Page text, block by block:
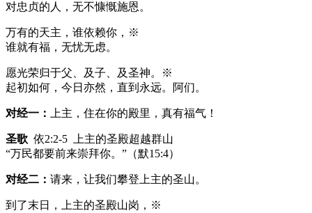
对忠贞的人，无不慷慨施恩。
万有的天主，谁依赖你，※
谁就有福，无忧无虑。
愿光荣归于父、及子、及圣神。※
起初如何，今日亦然，直到永远。阿们。
对经一： 上主，住在你的殿里，真有福气！
圣歌 依2:2-5 上主的圣殿超越群山
“万民都要前来崇拜你。”（默15:4）
对经二： 请来，让我们攀登上主的圣山。
到了末日，上主的圣殿山岗，※